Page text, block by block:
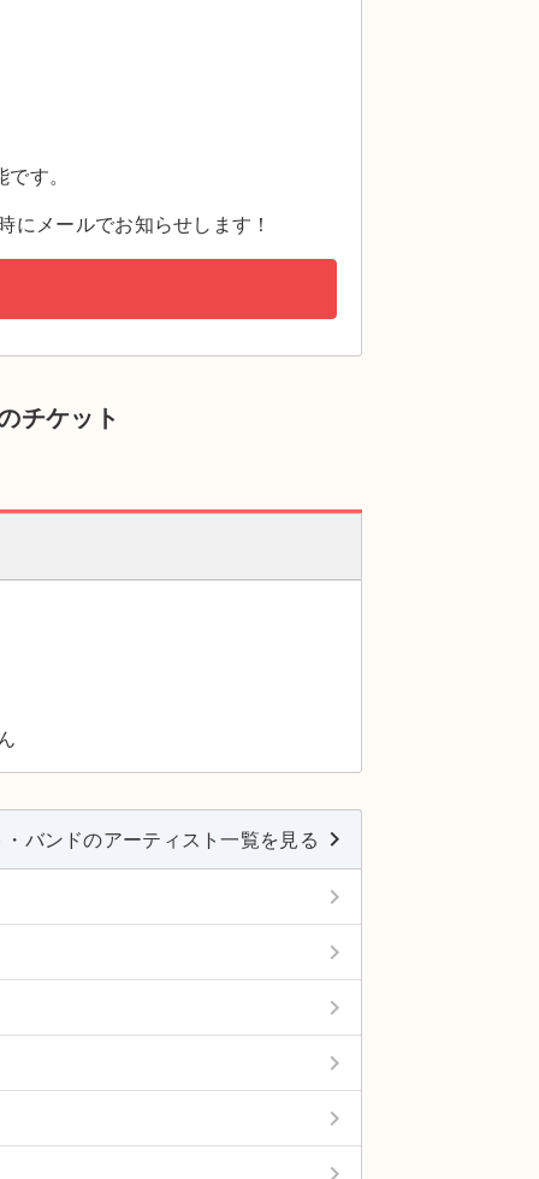
す。
にメールでお知らせします！
チケット
バンドのアーティスト一覧を見る keyboard_arrow_right
keyboard_arrow_right
keyboard_arrow_right
keyboard_arrow_right
keyboard_arrow_right
keyboard_arrow_right